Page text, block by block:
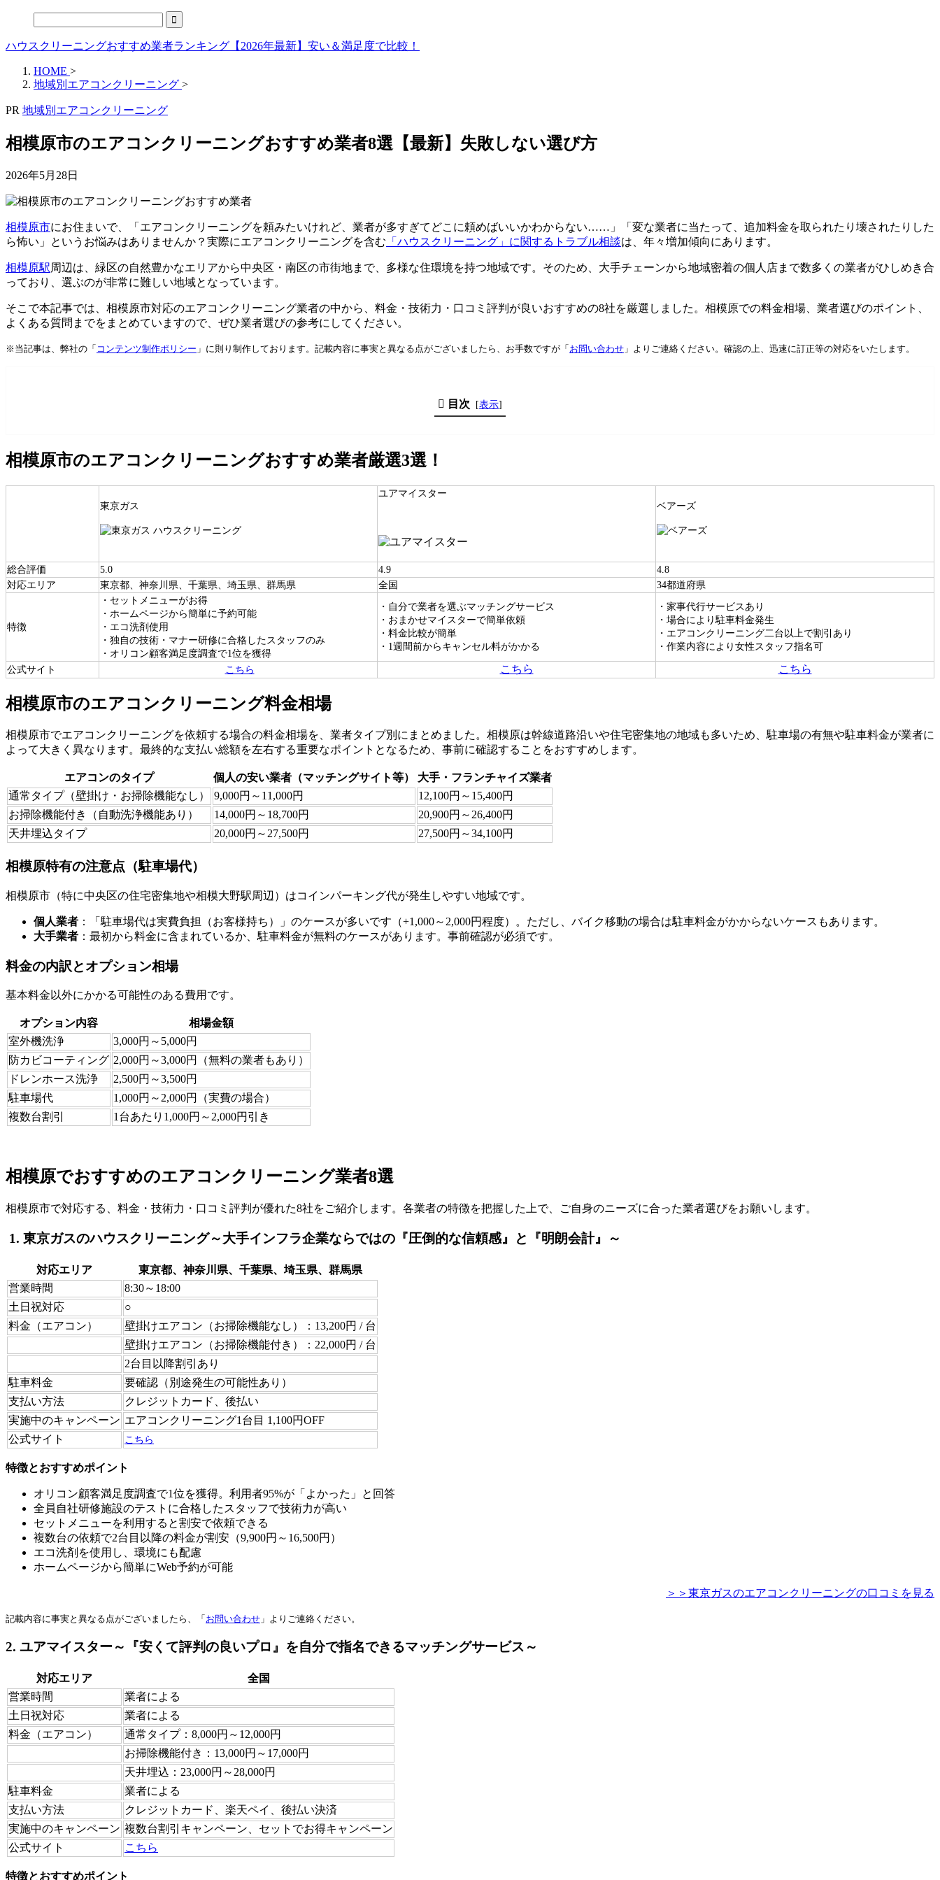
ハウスクリーニングおすすめ業者ランキング【2026年最新】安い＆満足度で比較！
HOME >
地域別エアコンクリーニング >
PR 地域別エアコンクリーニング
相模原市のエアコンクリーニングおすすめ業者8選【最新】失敗しない選び方
2026年5月28日
相模原市にお住まいで、「エアコンクリーニングを頼みたいけれど、業者が多すぎてどこに頼めばいいかわからない……」「変な業者に当たって、追加料金を取られたり壊されたりした
ら怖い」というお悩みはありませんか？実際にエアコンクリーニングを含む 「ハウスクリーニング」に関するトラブル相談は、年々増加傾向にあります。
相模原駅周辺は、緑区の自然豊かなエリアから中央区・南区の市街地まで、多様な住環境を持つ地域です。そのため、大手チェーンから地域密着の個人店まで数多くの業者がひしめき合
っており、選ぶのが非常に難しい地域となっています。
そこで本記事では、相模原市対応のエアコンクリーニング業者の中から、料金・技術力・口コミ評判が良いおすすめの8社を厳選しました。相模原での料金相場、業者選びのポイント、
よくある質問までをまとめていますので、ぜひ業者選びの参考にしてください。
※当記事は、弊社の「 コンテンツ制作ポリシー 」に則り制作しております。記載内容に事実と異なる点がございましたら、お手数ですが「 お問い合わせ 」よりご連絡ください。確認の上、迅速に訂正等の対応をいたします。
目次 [表示]
相模原市のエアコンクリーニングおすすめ業者厳選3選！
東京ガス
ユアマイスター
ベアーズ
総合評価 5.0 4.9
4.8
対応エリア
東京都、神奈川県、千葉県、埼玉県、群馬県 全国 34都道府県
特徴
・セットメニューがお得
・ホームページから簡単に予約可能
・エコ洗剤使用
・独自の技術・マナー研修に合格したスタッフのみ
・オリコン顧客満足度調査で1位を獲得
・自分で業者を選ぶマッチングサービス
・おまかせマイスターで簡単依頼
・料金比較が簡単
・1週間前からキャンセル料がかかる
・家事代行サービスあり
・場合により駐車料金発生
・エアコンクリーニング二台以上で割引あり
・作業内容により女性スタッフ指名可
公式サイト こちら こちら こちら
相模原市のエアコンクリーニング料金相場
相模原市でエアコンクリーニングを依頼する場合の料金相場を、業者タイプ別にまとめました。相模原は幹線道路沿いや住宅密集地の地域も多いため、駐車場の有無や駐車料金が業者に
よって大きく異なります。最終的な支払い総額を左右する重要なポイントとなるため、事前に確認することをおすすめします。
エアコンのタイプ 個人の安い業者（マッチングサイト等）
大手・フランチャイズ業者
通常タイプ（壁掛け・お掃除機能なし）
9,000円～11,000円
12,100円～15,400円
お掃除機能付き（自動洗浄機能あり）
14,000円～18,700円
20,900円～26,400円
天井埋込タイプ
20,000円～27,500円 27,500円～34,100円
相模原特有の注意点（駐車場代）
相模原市（特に中央区の住宅密集地や相模大野駅周辺）はコインパーキング代が発生しやすい地域です。
個人業者 ：「駐車場代は実費負担（お客様持ち）」のケースが多いです（+1,000～2,000円程度）。ただし、バイク移動の場合は駐車料金がかからないケースもあります。
大手業者 ：最初から料金に含まれているか、駐車料金が無料のケースがあります。事前確認が必須です。
料金の内訳とオプション相場
基本料金以外にかかる可能性のある費用です。
オプション内容
相場金額
室外機洗浄
3,000円～5,000円
防カビコーティング 2,000円～3,000円（無料の業者もあり）
ドレンホース洗浄
2,500円～3,500円
駐車場代
1,000円～2,000円（実費の場合）
複数台割引
1台あたり1,000円～2,000円引き
相模原でおすすめのエアコンクリーニング業者8選
相模原市で対応する、料金・技術力・口コミ評判が優れた8社をご紹介します。各業者の特徴を把握した上で、ご自身のニーズに合った業者選びをお願いします。
1. 東京ガスのハウスクリーニング～大手インフラ企業ならではの『圧倒的な信頼感』と『明朗会計』～
対応エリア
東京都、神奈川県、千葉県、埼玉県、群馬県
営業時間
8:30～18:00
土日祝対応
○
料金（エアコン）
壁掛けエアコン（お掃除機能なし）：13,200円 / 台
壁掛けエアコン（お掃除機能付き）：22,000円 / 台
2台目以降割引あり
駐車料金
要確認（別途発生の可能性あり）
支払い方法
クレジットカード、後払い
実施中のキャンペーン エアコンクリーニング1台目 1,100円OFF
公式サイト
こちら
特徴とおすすめポイント
オリコン顧客満足度調査で1位を獲得。利用者95%が「よかった」と回答
全員自社研修施設のテストに合格したスタッフで技術力が高い
セットメニューを利用すると割安で依頼できる
複数台の依頼で2台目以降の料金が割安（9,900円～16,500円）
エコ洗剤を使用し、環境にも配慮
ホームページから簡単にWeb予約が可能
＞＞東京ガスのエアコンクリーニングの口コミを見る
記載内容に事実と異なる点がございましたら、「 お問い合わせ 」よりご連絡ください。
2. ユアマイスター～『安くて評判の良いプロ』を自分で指名できるマッチングサービス～
対応エリア
全国
営業時間
業者による
土日祝対応
業者による
料金（エアコン）
通常タイプ：8,000円～12,000円
お掃除機能付き：13,000円～17,000円
天井埋込：23,000円～28,000円
駐車料金
業者による
支払い方法
クレジットカード、楽天ペイ、後払い決済
実施中のキャンペーン 複数台割引キャンペーン、セットでお得キャンペーン
公式サイト
こちら
特徴とおすすめポイント